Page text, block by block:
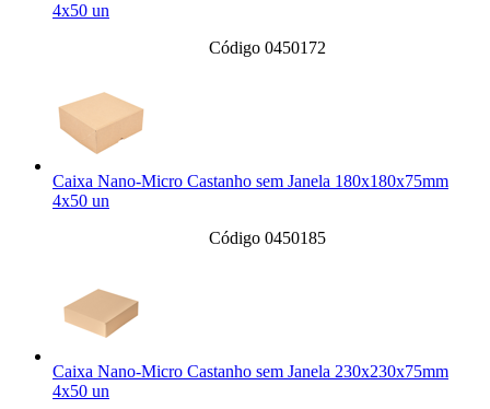
4x50 un
Código 0450172
Caixa Nano-Micro Castanho sem Janela 180x180x75mm
4x50 un
Código 0450185
Caixa Nano-Micro Castanho sem Janela 230x230x75mm
4x50 un